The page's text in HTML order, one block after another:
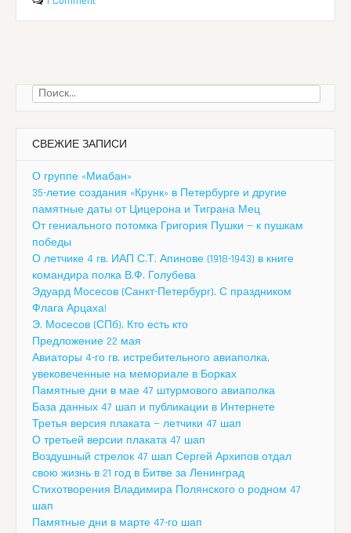
Найти:
СВЕЖИЕ ЗАПИСИ
О группе «Миабан»
35-летие создания «Крунк» в Петербурге и другие
памятные даты от Цицерона и Тиграна Мец
От гениального потомка Григория Пушки — к пушкам
победы
О летчике 4 гв. ИАП С.Т. Апинове (1918-1943) в книге
командира полка В.Ф. Голубева
Эдуард Мосесов (Санкт-Петербург). С праздником
Флага Арцаха!
Э. Мосесов (СПб). Кто есть кто
Предложение 22 мая
Авиаторы 4-го гв. истребительного авиаполка,
увековеченные на мемориале в Борках
Памятные дни в мае 47 штурмового авиаполка
База данных 47 шап и публикации в Интернете
Третья версия плаката — летчики 47 шап
О третьей версии плаката 47 шап
Воздушный стрелок 47 шап Сергей Архипов отдал
свою жизнь в 21 год в Битве за Ленинград
Стихотворения Владимира Полянского о родном 47
шап
Памятные дни в марте 47-го шап